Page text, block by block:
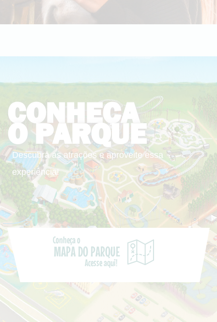
CONHEÇA
O PARQUE
Descubra as atrações e aproveite essa
experiência!
Conheça o
MAPA DO PARQUE
Acesse aqui!